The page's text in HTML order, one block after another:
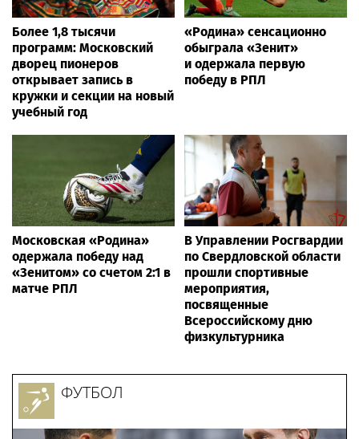
Более 1,8 тысячи
программ: Московский
дворец пионеров
открывает запись в
кружки и секции на новый
учебный год
«Родина» сенсационно
обыграла «Зенит»
и одержала первую
победу в РПЛ
Московская «Родина»
одержала победу над
«Зенитом» со счетом 2:1 в
матче РПЛ
В Управлении Росгвардии
по Свердловской области
прошли спортивные
мероприятия,
посвященные
Всероссийскому дню
физкультурника
ФУТБОЛ